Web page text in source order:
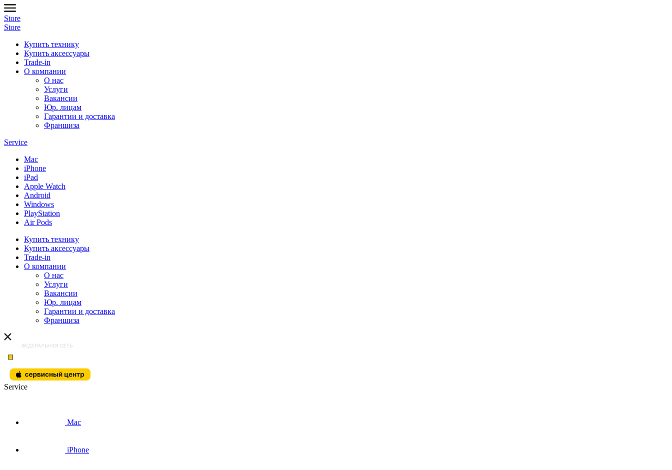
Store
Store
Купить технику
Купить аксессуары
Trade-in
О компании
О нас
Услуги
Вакансии
Юр. лицам
Гарантии и доставка
Франшиза
Service
Mac
iPhone
iPad
Apple Watch
Android
Windows
PlayStation
Air Pods
Купить технику
Купить аксессуары
Trade-in
О компании
О нас
Услуги
Вакансии
Юр. лицам
Гарантии и доставка
Франшиза
Service
Mac
iPhone